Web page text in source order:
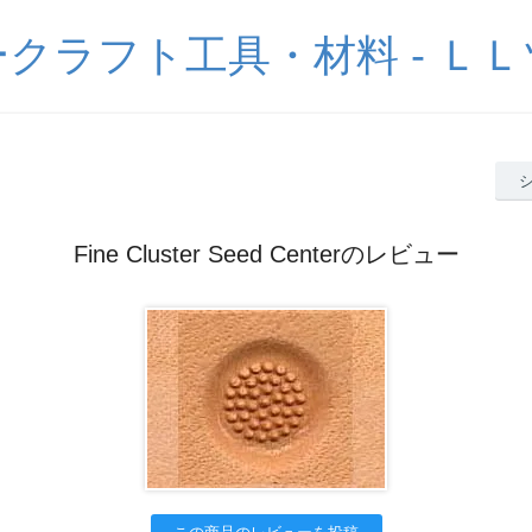
ラフト工具・材料 - Ｌ
Fine Cluster Seed Centerのレビュー